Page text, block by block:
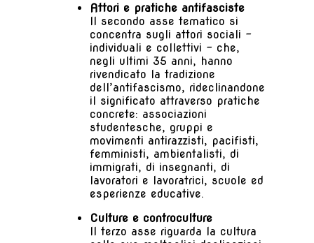
Attori e pratiche antifasciste
Il secondo asse tematico si
concentra sugli attori sociali –
individuali e collettivi – che,
negli ultimi 35 anni, hanno
rivendicato la tradizione
dell’antifascismo, rideclinandone
il significato attraverso pratiche
concrete: associazioni
studentesche, gruppi e
movimenti antirazzisti, pacifisti,
femministi, ambientalisti, di
immigrati, di insegnanti, di
lavoratori e lavoratrici, scuole ed
esperienze educative.
Culture e controculture
Il terzo asse riguarda la cultura